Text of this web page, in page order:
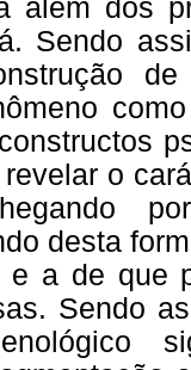
além dos
Sendo
o
desta
e a de que
Sendo